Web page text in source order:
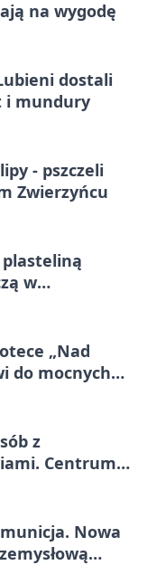
na wygodę
dostali
i mundury
- pszczeli
Zwierzyńcu
plasteliną
w
„Nad
do mocnych
z
Centrum
Nowa